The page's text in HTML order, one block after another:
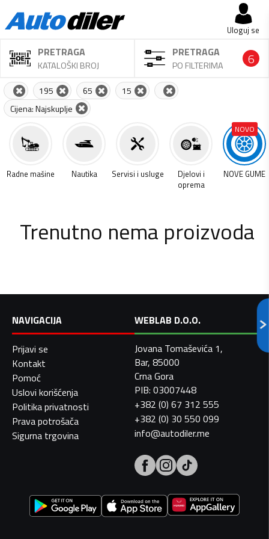
Uloguj se
PRETRAGA
KATALOŠKI BROJ
PRETRAGA
PO FILTERIMA 6
195 65
15
Cijena: Najskuplje
Radne mašine Nautika Servisi i usluge
Djelovi i
oprema
NOVO
NOVE GUME
Trenutno nema proizvoda
NAVIGACIJA
Prijavi se
Kontakt
Pomoć
Uslovi korišćenja
Politika privatnosti
Prava potrošača
Sigurna trgovina
WEBLAB D.O.O.
Jovana Tomaševića 1,
Bar, 85000
Crna Gora
PIB: 03007448
+382 (0) 67 312 555
+382 (0) 30 550 099
info@autodiler.me